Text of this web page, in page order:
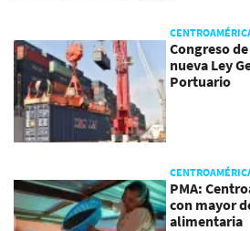
Congreso
nueva Ley
Portuario
PMA:
con mayor
alimentaria